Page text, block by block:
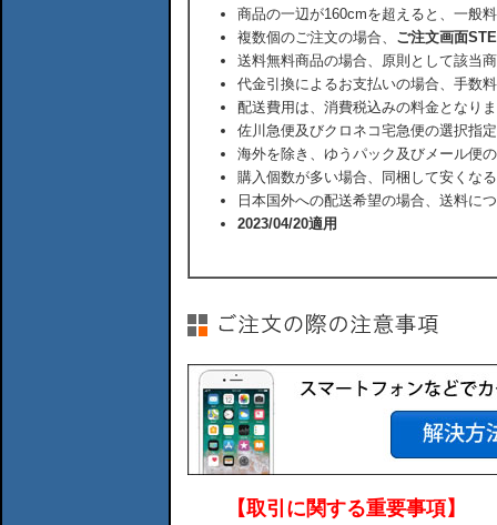
商品の一辺が160cmを超えると、一般
複数個のご注文の場合、 ご注文画面
送料無料商品の場合、原則として該当
代金引換によるお支払いの場合、手数
配送費用は、消費税込みの料金となり
佐川急便及びクロネコ宅急便の選択指
海外を除き、ゆうパック及びメール便
購入個数が多い場合、同梱して安くな
日本国外への配送希望の場合、送料に
2023/04/20適用
【取引に関する重要事項】